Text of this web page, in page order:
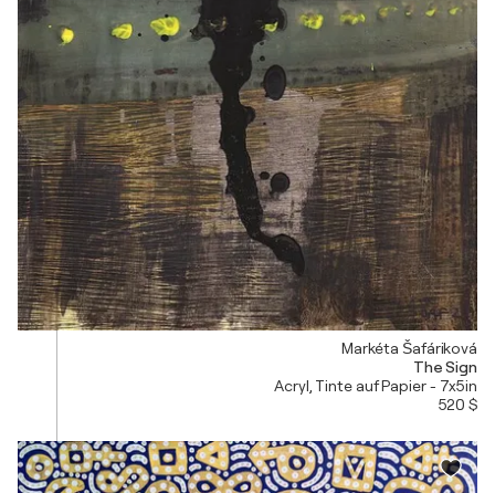
Markéta Šafáriková
The Sign
Acryl, Tinte auf Papier - 7x5in
520 $